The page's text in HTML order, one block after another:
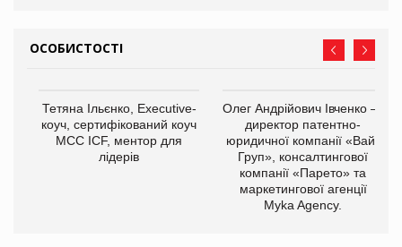
ОСОБИСТОСТІ
Тетяна Ільєнко, Executive-
коуч, сертифікований коуч
МСС ICF, ментор для
лідерів
Олег Андрійович Івченко —
директор патентно-
юридичної компанії «Вайз
Груп», консалтингової
компанії «Парето» та
маркетингової агенції
Myka Agency.